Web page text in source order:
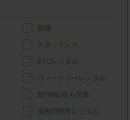
禁煙
スタッドレス
ETCレンタル
ウィークリーレンタル
朝7時以前も営業
深夜時間帯レンタル